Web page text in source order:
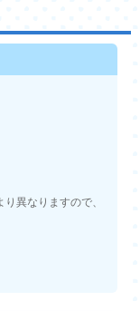
異なりますので、